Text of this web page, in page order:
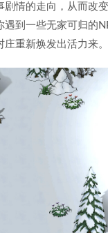
剧情的走向，从而改
遇到一些无家可归的
重新焕发出活力来。